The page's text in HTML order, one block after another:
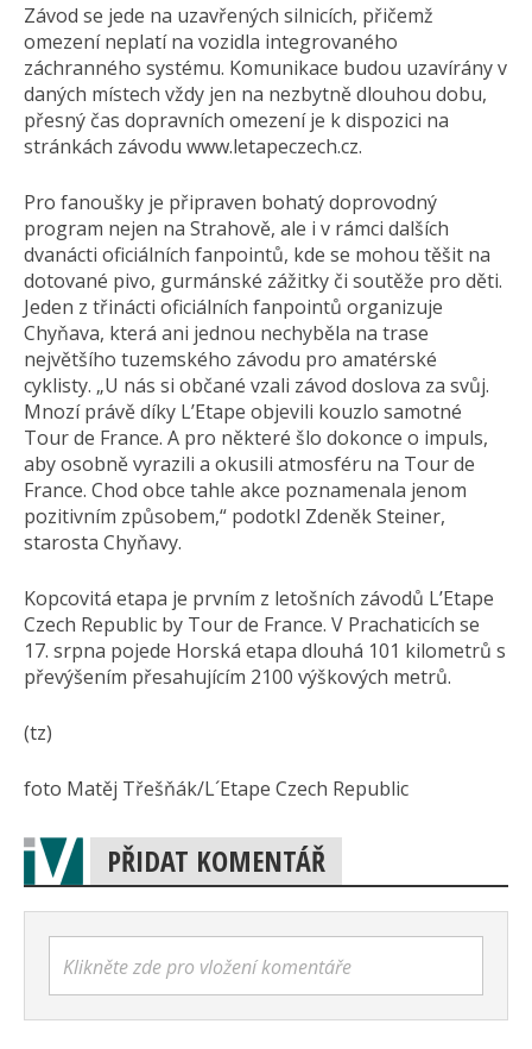
Závod se jede na uzavřených silnicích, přičemž
omezení neplatí na vozidla integrovaného
záchranného systému. Komunikace budou uzavírány v
daných místech vždy jen na nezbytně dlouhou dobu,
přesný čas dopravních omezení je k dispozici na
stránkách závodu www.letapeczech.cz.
Pro fanoušky je připraven bohatý doprovodný
program nejen na Strahově, ale i v rámci dalších
dvanácti oficiálních fanpointů, kde se mohou těšit na
dotované pivo, gurmánské zážitky či soutěže pro děti.
Jeden z třinácti oficiálních fanpointů organizuje
Chyňava, která ani jednou nechyběla na trase
největšího tuzemského závodu pro amatérské
cyklisty. „U nás si občané vzali závod doslova za svůj.
Mnozí právě díky L’Etape objevili kouzlo samotné
Tour de France. A pro některé šlo dokonce o impuls,
aby osobně vyrazili a okusili atmosféru na Tour de
France. Chod obce tahle akce poznamenala jenom
pozitivním způsobem,“ podotkl Zdeněk Steiner,
starosta Chyňavy.
Kopcovitá etapa je prvním z letošních závodů L’Etape
Czech Republic by Tour de France. V Prachaticích se
17. srpna pojede Horská etapa dlouhá 101 kilometrů s
převýšením přesahujícím 2100 výškových metrů.
(tz)
foto Matěj Třešňák/L´Etape Czech Republic
PŘIDAT KOMENTÁŘ
Klikněte zde pro vložení komentáře